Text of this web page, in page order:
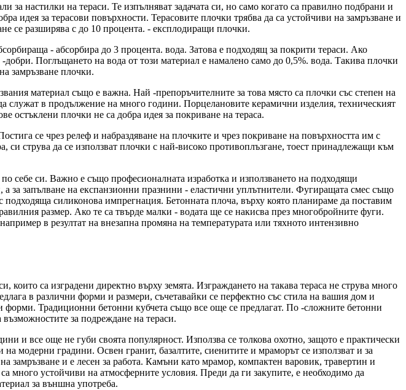
за настилки на тераси. Те изпълняват задачата си, но само когато са правилно подбрани и
идея за терасови повърхности. Терасовите плочки трябва да са устойчиви на замръзване и
се разширява с до 10 процента. - експлодиращи плочки.
- абсорбира до 3 процента. вода. Затова е подходящ за покрити тераси. Ако
Поглъщането на вода от този материал е намалено само до 0,5%. вода. Такива плочки
замръзване плочки.
материал също е важна. Най -препоръчителните за това място са плочки със степен на
служат в продължение на много години. Порцелановите керамични изделия, техническият
остъклени плочки не са добра идея за покриване на тераса.
се чрез релеф и набраздяване на плочките и чрез покриване на повърхността им с
си струва да се използват плочки с най-високо противоплъзгане, тоест принадлежащи към
себе си. Важно е също професионалната изработка и използването на подходящи
за запълване на експанзионни празнини - еластични уплътнители. Фугиращата смес също
силиконова импрегнация. Бетонната плоча, върху която планираме да поставим
размер. Ако те са твърде малки - водата ще се накисва през многобройните фуги.
в резултат на внезапна промяна на температурата или тяхното интензивно
които са изградени директно върху земята. Изграждането на такава тераса не струва много
в различни форми и размери, съчетавайки се перфектно със стила на вашия дом и
форми. Традиционни бетонни кубчета също все още се предлагат. По -сложните бетонни
за подреждане на тераси.
и все още не губи своята популярност. Използва се толкова охотно, защото е практически
модерни градини. Освен гранит, базалтите, сиенитите и мраморът се използват и за
замръзване и е лесен за работа. Камъни като мрамор, компактен варовик, травертин и
много устойчиви на атмосферните условия. Преди да ги закупите, е необходимо да
за външна употреба.